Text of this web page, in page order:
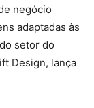
negócio
adaptadas às
setor do
Design, lança